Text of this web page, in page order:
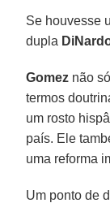
Se houvesse
dupla
Gomez não
termos
um rosto
país. Ele
uma reforma
Um ponto de